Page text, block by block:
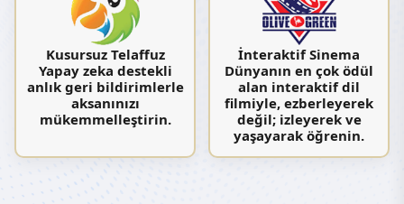
Kusursuz Telaffuz
Yapay zeka destekli
anlık geri bildirimlerle
aksanınızı
mükemmelleştirin.
İnteraktif Sinema
Dünyanın en çok ödül
alan interaktif dil
filmiyle, ezberleyerek
değil; izleyerek ve
yaşayarak öğrenin.